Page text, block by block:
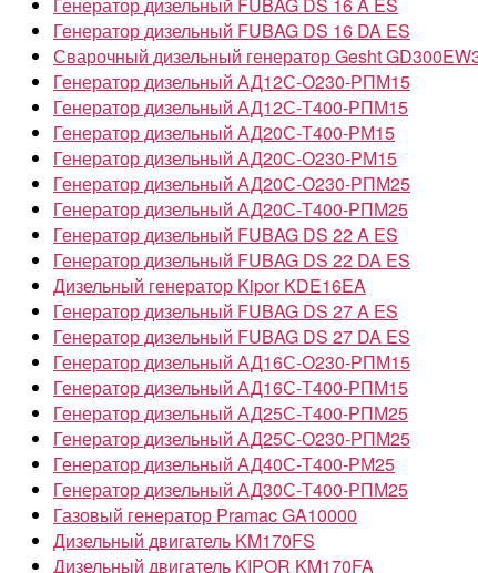
Генератор дизельный FUBAG DS 16 DA ES
Сварочный дизельный генератор Gesht
Генератор дизельный АД12С-О230-РПМ15
Генератор дизельный АД12С-Т400-РПМ15
Генератор дизельный АД20С-Т400-РМ15
Генератор дизельный АД20С-О230-РМ15
Генератор дизельный АД20С-О230-РПМ25
Генератор дизельный АД20С-Т400-РПМ25
Генератор дизельный FUBAG DS 22 A ES
Генератор дизельный FUBAG DS 22 DA ES
Дизельный генератор Kipor KDE16EA
Генератор дизельный FUBAG DS 27 A ES
Генератор дизельный FUBAG DS 27 DA ES
Генератор дизельный АД16С-О230-РПМ15
Генератор дизельный АД16С-Т400-РПМ15
Генератор дизельный АД25С-Т400-РПМ25
Генератор дизельный АД25С-О230-РПМ25
Генератор дизельный АД40С-Т400-РМ25
Генератор дизельный АД30С-Т400-РПМ25
Газовый генератор Pramac GA10000
Дизельный двигатель KM170FS
Дизельный двигатель KIPOR KM170FA